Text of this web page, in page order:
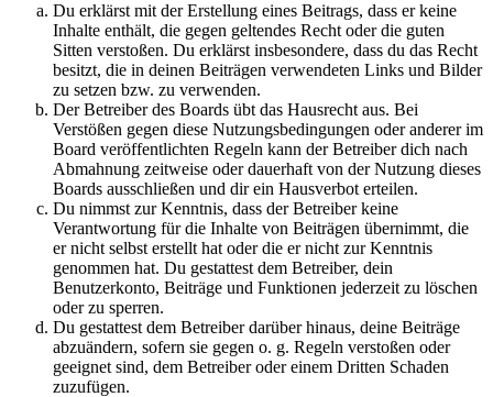
Du erklärst mit der Erstellung eines Beitrags, dass er keine
Inhalte enthält, die gegen geltendes Recht oder die guten
Sitten verstoßen. Du erklärst insbesondere, dass du das Recht
besitzt, die in deinen Beiträgen verwendeten Links und Bilder
zu setzen bzw. zu verwenden.
Der Betreiber des Boards übt das Hausrecht aus. Bei
Verstößen gegen diese Nutzungsbedingungen oder anderer im
Board veröffentlichten Regeln kann der Betreiber dich nach
Abmahnung zeitweise oder dauerhaft von der Nutzung dieses
Boards ausschließen und dir ein Hausverbot erteilen.
Du nimmst zur Kenntnis, dass der Betreiber keine
Verantwortung für die Inhalte von Beiträgen übernimmt, die
er nicht selbst erstellt hat oder die er nicht zur Kenntnis
genommen hat. Du gestattest dem Betreiber, dein
Benutzerkonto, Beiträge und Funktionen jederzeit zu löschen
oder zu sperren.
Du gestattest dem Betreiber darüber hinaus, deine Beiträge
abzuändern, sofern sie gegen o. g. Regeln verstoßen oder
geeignet sind, dem Betreiber oder einem Dritten Schaden
zuzufügen.